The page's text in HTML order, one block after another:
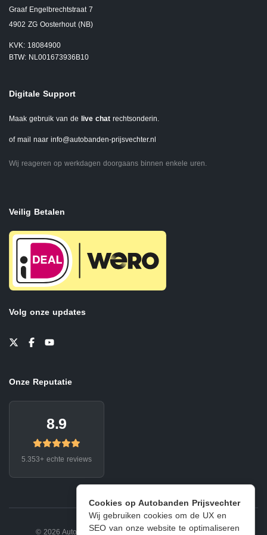
Cookies op Autobanden Prijsvechter
Wij gebruiken cookies om de UX en
SEO van onze website te optimaliseren
Graaf Engelbrechtstraat 7
4902 ZG Oosterhout (NB)
KVK: 18084900
BTW: NL001673936B10
Digitale Support
Maak gebruik van de live chat rechtsonderin.
of mail naar info@autobanden-prijsvechter.nl
Wij reageren op werkdagen doorgaans binnen enkele uren.
Veilig Betalen
Volg onze updates
Onze Reputatie
8.9
5.353+ echte reviews
© 2026 Autobanden Prijsvechter. Privacy | Voorwaarden